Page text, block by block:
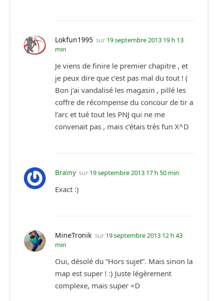
Lokfun1995 sur 19 septembre 2013 19 h 13
min
Je viens de finire le premier chapitre , et
je peux dire que c’est pas mal du tout ! (
Bon j’ai vandalisé les magasin , pillé les
coffre de récompense du concour de tir a
l’arc et tué tout les PNJ qui ne me
convenait pas , mais c’étais très fun X^D
Brainy sur 19 septembre 2013 17 h 50 min
Exact :)
MineTronik sur 19 septembre 2013 12 h 43
min
Oui, désolé du “Hors sujet”. Mais sinon la
map est super ! :) Juste légèrement
complexe, mais super =D